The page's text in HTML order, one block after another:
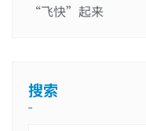
“飞快”起来
搜索